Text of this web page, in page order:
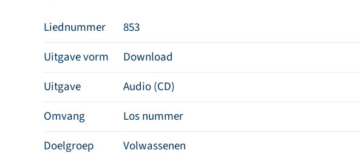
Liednummer
853
Uitgave vorm
Download
Uitgave
Audio (CD)
Omvang
Los nummer
Doelgroep
Volwassenen